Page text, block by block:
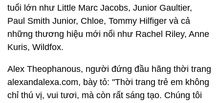
tuổi lớn như Little Marc Jacobs, Junior Gaultier,
Paul Smith Junior, Chloe, Tommy Hilfiger và cả
những thương hiệu mới nổi như Rachel Riley, Anne
Kuris, Wildfox.
Alex Theophanous, người đứng đầu hãng thời trang
alexandalexa.com, bày tỏ: "Thời trang trẻ em không
chỉ thú vị, vui tươi, mà còn rất sáng tạo. Chúng tôi